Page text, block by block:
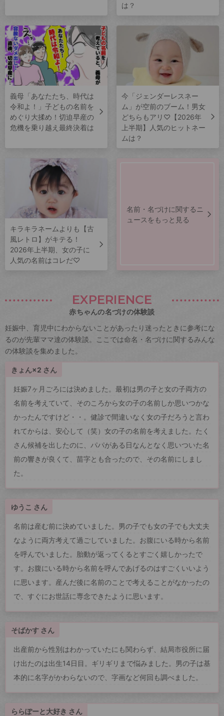
は？
義母「あなたたち、時代は
令和よ！」子どもの名前を
めぐり大揉め！切迫早産の
危機を乗り越え最終決着は
今「ジェンダーレスネー
ム」が空前のブーム！男女
どちらもアリ♡【2026年
上半期】人気のヒットネー
ムは？
キラキラネームよりも【古
風レトロ】がキテる！
2026年上半期、女の子に
人気の名前はコレだ♡
名前・名づけに関するニ
ュースをもっと見る
EXPERIENCE
赤ちゃんの名づけの体験談
妊娠中、育児中にわからないことがあったり迷ったときに参考にな
るのが先輩ママ達の体験談。ここでは命名・名づけに関するみんな
の体験談を集めました。
きょん×2 さん
妊娠7ヶ月ごろには決めました。最初は男の子と女の子両方の
名前を考えていて、そのころから女の子の名前しか思いつかな
かったんですけど・・。健診で間違いなく女の子だろうと言わ
れてからは、安心して（笑）女の子の名前を考えました。たく
さん候補を出したのに、パパがある日なんとなく思いついた名
前の響きが良くて、苗字とも合ったので、その名前にしまし
た。
ゆうこ さん
名前は産む前に決めていました。男の子でも女の子でも大丈夫
なように両方考えて過ごしていました。お腹にいる時から名前
を呼んでいました。胎動が返ってくるとすごく嬉しかったで
す。お腹にいる時から名前を呼んであげるのはすごくいいよう
に思います。産んだ後に名前のことで考えることがなかったの
で、すぐにお世話に専念できたように思います。
そばかす さん
出産前から性別はわかっていたにも関わらず、結局市役所に届
け出たのは出生14日目。ギリギリまで悩みました。男の子は基
本的に名字がかわらないので、字画など何回も調べました。
ららぽーと大好き さん